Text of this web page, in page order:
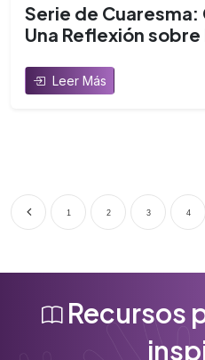
Serie de Cuaresma:
Una Reflexión
Leer Más
1 2 3 4
Recursos